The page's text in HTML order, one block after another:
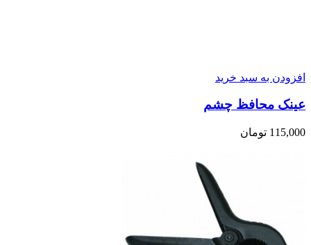
افزودن به سبد خرید
عینک محافظ چشم
115,000 تومان